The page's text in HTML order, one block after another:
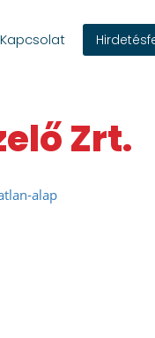
Kapcsolat
Zrt.
alap